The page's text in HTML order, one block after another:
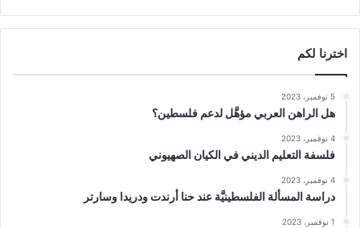
اخترنا لكم
5 نوفمبر، 2023
هل الراهن العربي مؤهَّل لدعم فلسطين؟
4 نوفمبر، 2023
فلسفة التعليم الديني في الكيان الصهيوني
4 نوفمبر، 2023
دراسة المسألة الفلسطينيَّة عند حنا أرندت ودريدا وسارتر
1 نوفمبر، 2023